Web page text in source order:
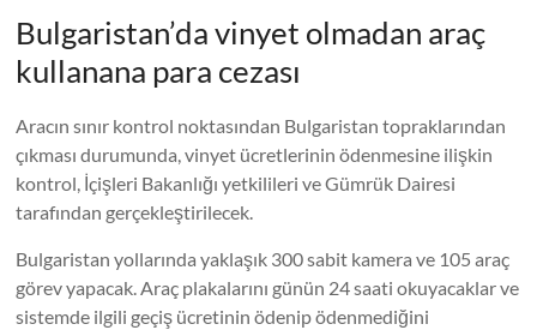
Bulgaristan’da vinyet olmadan araç
kullanana para cezası
Aracın sınır kontrol noktasından Bulgaristan topraklarından
çıkması durumunda, vinyet ücretlerinin ödenmesine ilişkin
kontrol, İçişleri Bakanlığı yetkilileri ve Gümrük Dairesi
tarafından gerçekleştirilecek.
Bulgaristan yollarında yaklaşık 300 sabit kamera ve 105 araç
görev yapacak. Araç plakalarını günün 24 saati okuyacaklar ve
sistemde ilgili geçiş ücretinin ödenip ödenmediğini